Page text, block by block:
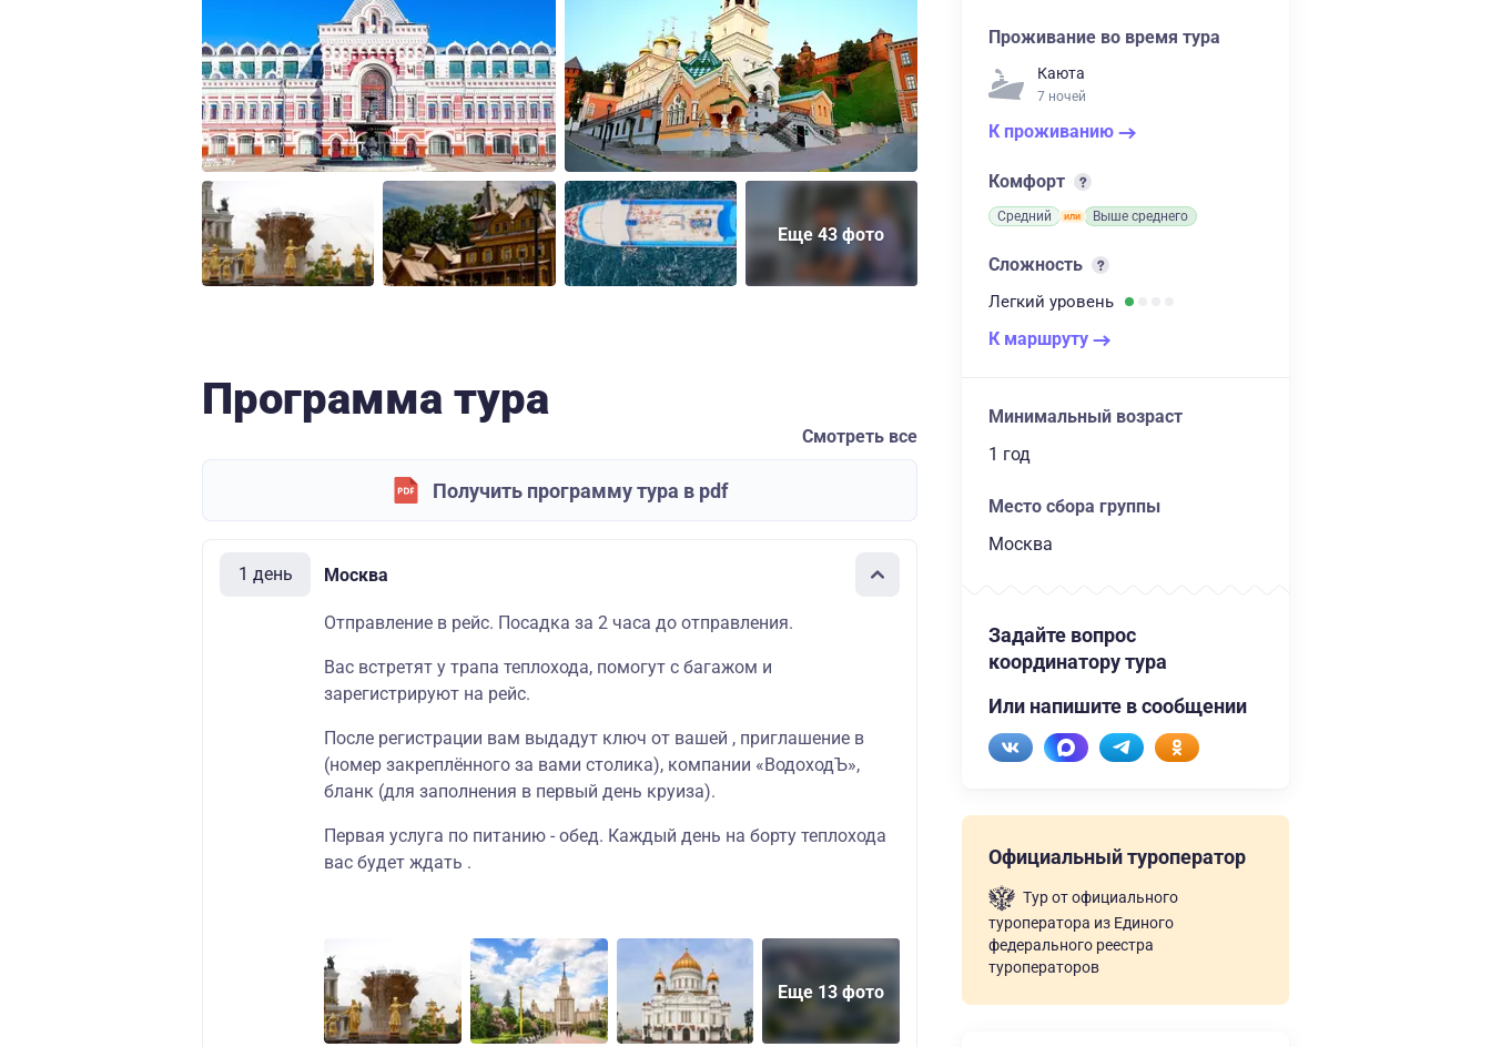
Еще 43 фото
Программа тура
Смотреть все
Получить программу тура в pdf
1 день Москва
Отправление в рейс. Посадка за 2 часа до отправления.
Вас встретят у трапа теплохода, помогут с багажом и
зарегистрируют на рейс.
После регистрации вам выдадут ключ от вашей , приглашение в
(номер закреплённого за вами столика), компании «ВодоходЪ»,
бланк (для заполнения в первый день круиза).
Первая услуга по питанию - обед. Каждый день на борту теплохода
вас будет ждать .
Еще 13 фото
Проживание во время тура
Каюта
7 ночей
К проживанию
Комфорт
Средний Выше среднего
Сложность
Легкий уровень
К маршруту
Минимальный возраст
1 год
Место сбора группы
Москва
Задайте вопрос
координатору тура
Или напишите в сообщении
Официальный туроператор
Тур от официального
туроператора из Единого
федерального реестра
туроператоров